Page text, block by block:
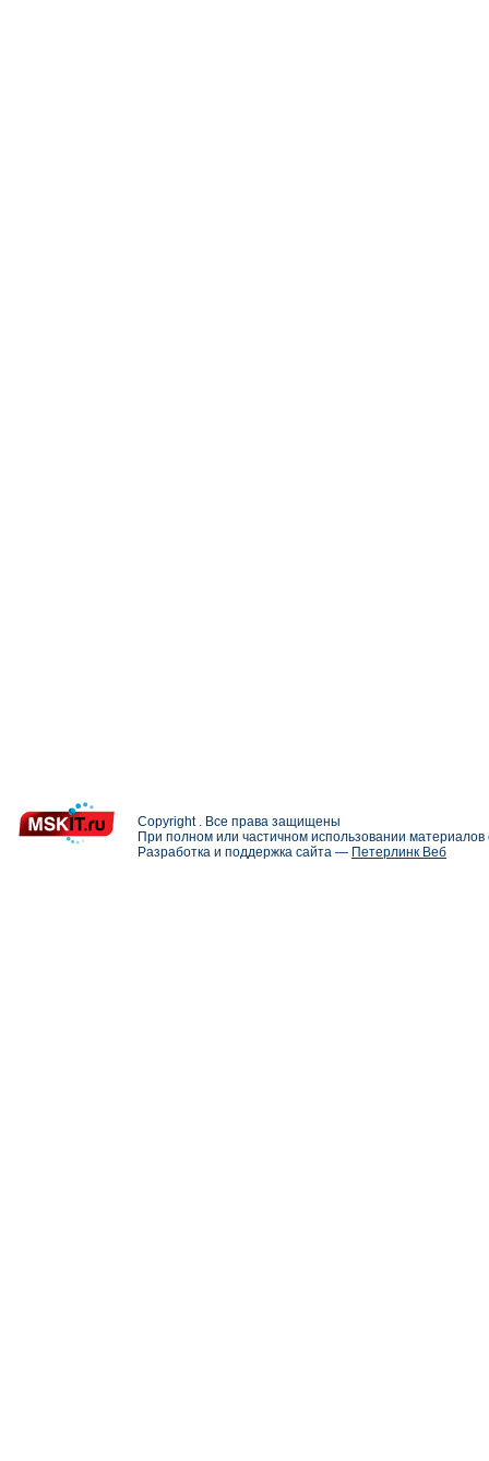
Copyright . Все права защищены
При полном или частичном использовании
Разработка и поддержка сайта — Петерлинк Веб